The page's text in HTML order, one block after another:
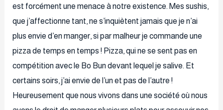
est forcément une menace à notre existence. Mes sushis,
que j’affectionne tant, ne s’inquiètent jamais que je n’ai
plus envie d’en manger, si par malheur je commande une
pizza de temps en temps ! Pizza, qui ne se sent pas en
compétition avec le Bo Bun devant lequel je salive. Et
certains soirs, j’ai envie de l’un et pas de l’autre !
Heureusement que nous vivons dans une société où nous